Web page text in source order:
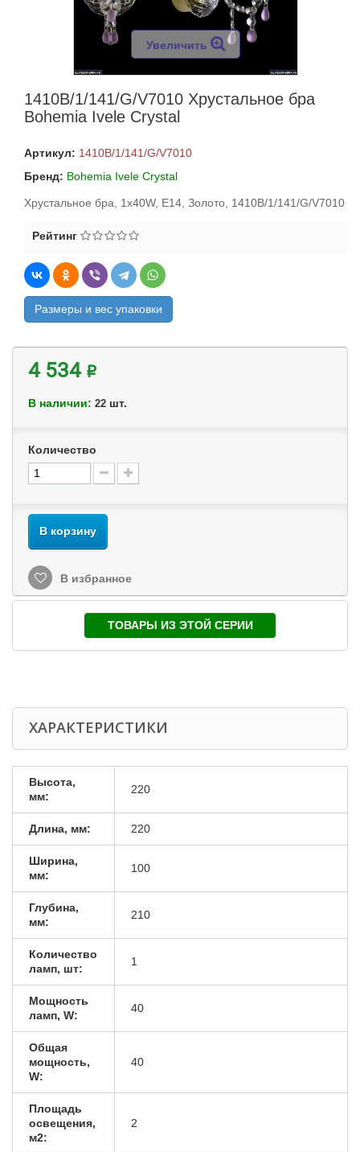
Увеличить
1410B/1/141/G/V7010 Хрустальное бра
Bohemia Ivele Crystal
Артикул: 1410B/1/141/G/V7010
Бренд: Bohemia Ivele Crystal
Хрустальное бра, 1x40W, E14, Золото, 1410B/1/141/G/V7010
Рейтинг
Размеры и вес упаковки
4 534 ₽
В наличии: 22 шт.
Количество
В корзину
В избранное
ТОВАРЫ ИЗ ЭТОЙ СЕРИИ
ХАРАКТЕРИСТИКИ
Высота,
мм:
220
Длина, мм: 220
Ширина,
мм:
100
Глубина,
мм:
210
Количество
ламп, шт:
1
Мощность
ламп, W:
40
Общая
мощность,
W:
40
Площадь
освещения,
м2:
2